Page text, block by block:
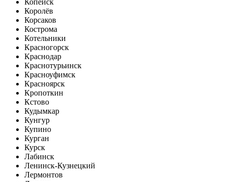
Королёв
Корсаков
Кострома
Котельники
Красногорск
Краснодар
Краснотурьинск
Красноуфимск
Красноярск
Кропоткин
Кстово
Кудымкар
Кунгур
Купино
Курган
Курск
Лабинск
Ленинск-Кузнецкий
Лермонтов